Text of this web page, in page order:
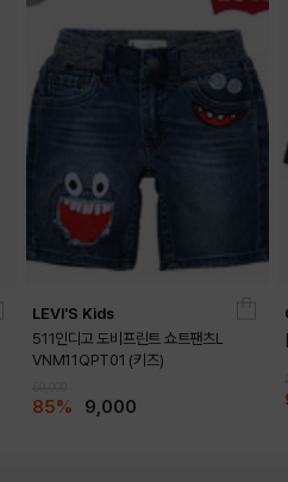
LEVI'S Kids
511인디고 도비프린트 쇼트팬츠L
VNM11QPT01 (키즈)
85% 9,000